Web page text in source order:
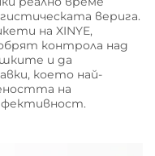
верига.
на XINYE,
контрола над
и да
което най-
на